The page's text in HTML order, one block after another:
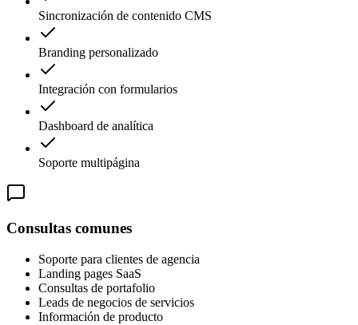
Sincronización de contenido CMS
Branding personalizado
Integración con formularios
Dashboard de analítica
Soporte multipágina
Consultas comunes
Soporte para clientes de agencia
Landing pages SaaS
Consultas de portafolio
Leads de negocios de servicios
Información de producto